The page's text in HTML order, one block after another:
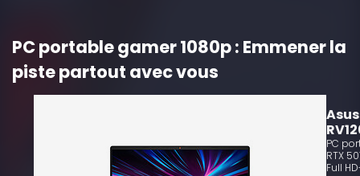
PC portable gamer 1080p : Emmener la
piste partout avec vous
PC
RTX
Full